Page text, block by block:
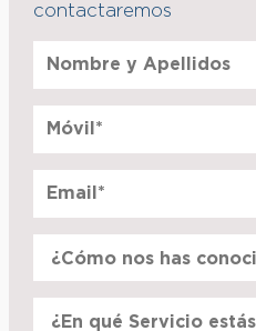
contactaremos